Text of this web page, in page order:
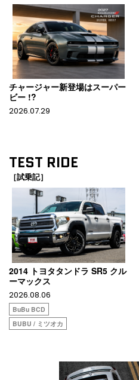
チャージャー新登場はスーパー
ビー !?
2026.07.29
TEST RIDE
［試乗記］
2014 トヨタタンドラ SR5 クル
ーマックス
2026.08.06
BuBu BCD
BUBU / ミツオカ